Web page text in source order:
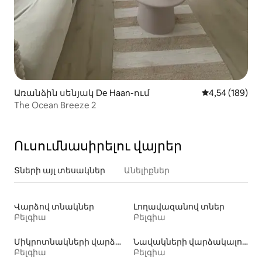
Առանձին սենյակ De Haan-ում Միջին
4,54 (189)
The Ocean Breeze 2
Ուսումնասիրելու վայրեր
Տների այլ տեսակներ Անելիքներ
Վարձով տնակներ
Բելգիա
Լողավազանով տներ
Բելգիա
Միկրոտնակների վարձակալություն
Բելգիա
Նավակների վարձակալություն
Բելգիա